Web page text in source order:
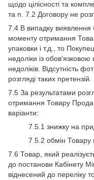
щодо цілісності та
та п. 7.2 Договору не
7.4 В випадку виявлення
моменту отримання
упаковки і т.д., то
недоліки із
недоліків. Відсутність
розгляді таких претензій.
7.5 За результатами
отримання Товару
варіанти:
7.5.1 знижку на
7.5.2 обмін Товару
7.6 Товар, який
до постанови Кабінету
віднесений до переліку